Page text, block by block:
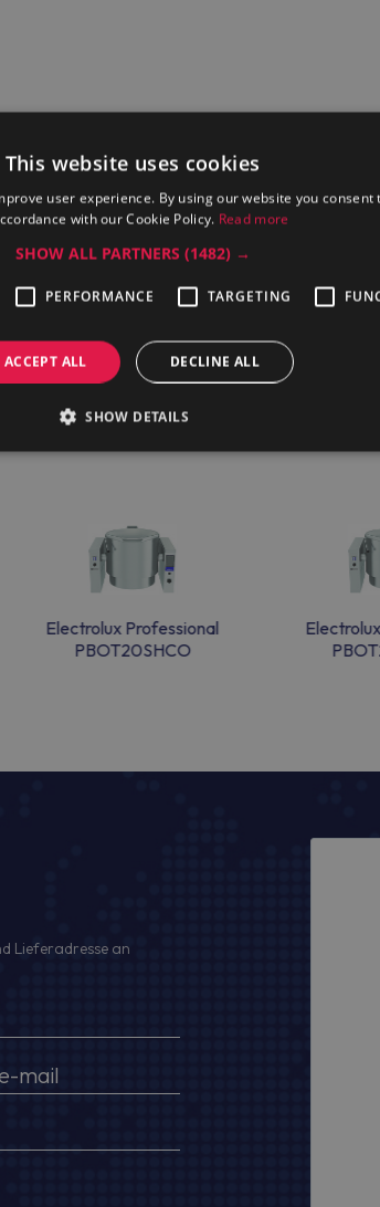
(586063)
professionelle Geräte, einschließlich der
Geräte für die Lebensmittelindustrie vertreibt.
Electrolux Professional
PBOT20SHCO
Lieferadresse an
This website uses cookies
user experience. By using our website you consent
with our Cookie Policy. Read more
SHOW ALL PARTNERS (1482) →
PERFORMANCE TARGETING
ACCEPT ALL DECLINE ALL
SHOW DETAILS